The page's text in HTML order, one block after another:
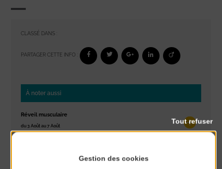
CLASSÉ DANS :
PARTAGER CETTE INFO :
À noter aussi
Réveil musculaire
du 3 Août au 7 Août
Gestion des cookies
Tout refuser